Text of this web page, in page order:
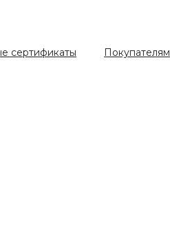
сертификаты Покупателям